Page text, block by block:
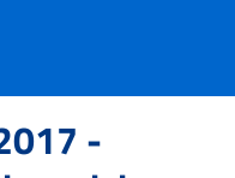
-